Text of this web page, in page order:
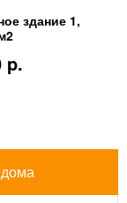
здание 1,
p.